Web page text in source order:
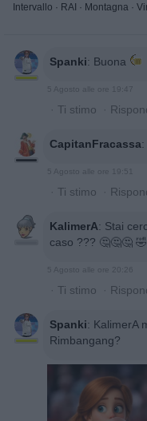
Intervallo · RAI · Montagna ·
Spanki: Buona
5 Agosto alle ore 19:47
· Ti stimo ·
CapitanFracassa:
5 Agosto alle ore 19:51
· Ti stimo ·
KalimerA: Stai
caso ??? 🤔🤔🤔 🤣
5 Agosto alle ore 20:26
· Ti stimo ·
Spanki: KalimerA
Rimbangang?